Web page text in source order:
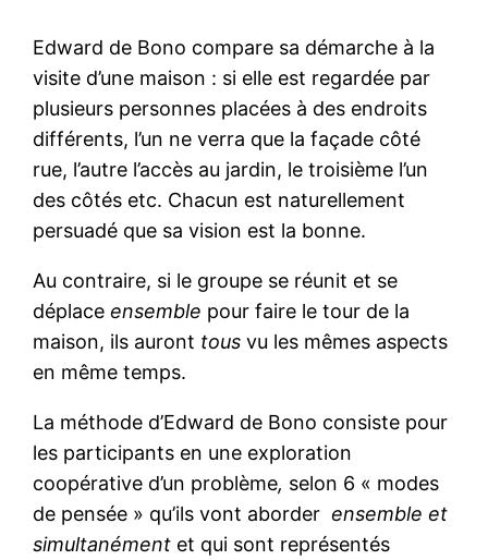
Edward de Bono compare sa démarche à la
visite d’une maison : si elle est regardée par
plusieurs personnes placées à des endroits
différents, l’un ne verra que la façade côté
rue, l’autre l’accès au jardin, le troisième l’un
des côtés etc. Chacun est naturellement
persuadé que sa vision est la bonne.
Au contraire, si le groupe se réunit et se
déplaceensemble pour faire le tour de la
maison, ils auront tous vu les mêmes aspects
en même temps.
La méthode d’Edward de Bono consiste pour
les participants en une exploration
coopérative d’un problème, selon 6 « modes
de pensée » qu’ils vont aborderensemble et
simultanément et qui sont représentés